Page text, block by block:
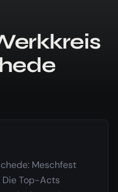
Meschfest
Die Top-Acts